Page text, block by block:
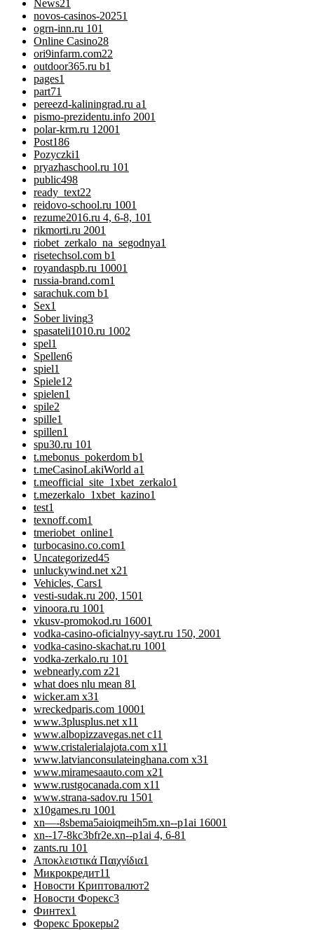
News21
novos-casinos-20251
ogrn-inn.ru 101
Online Casino28
ori9infarm.com22
outdoor365.ru b1
pages1
part71
pereezd-kaliningrad.ru a1
pismo-prezidentu.info 2001
polar-krm.ru 12001
Post186
Pozyczki1
pryazhaschool.ru 101
public498
ready_text22
reidovo-school.ru 1001
rezume2016.ru 4, 6-8, 101
rikmorti.ru 2001
riobet_zerkalo_na_segodnya1
risetechsol.com b1
royandaspb.ru 10001
russia-brand.com1
sarachuk.com b1
Sex1
Sober living3
spasateli1010.ru 1002
spel1
Spellen6
spiel1
Spiele12
spielen1
spile2
spille1
spillen1
spu30.ru 101
t.mebonus_pokerdom b1
t.meCasinoLakiWorld a1
t.meofficial_site_1xbet_zerkalo1
t.mezerkalo_1xbet_kazino1
test1
texnoff.com1
tmeriobet_online1
turbocasino.co.com1
Uncategorized45
unluckywind.net x21
Vehicles, Cars1
vesti-sudak.ru 200, 1501
vinoora.ru 1001
vkusv-promokod.ru 16001
vodka-casino-oficialnyy-sayt.ru 150, 2001
vodka-casino-skachat.ru 1001
vodka-zerkalo.ru 101
webnearly.com z21
what does nlu mean 81
wicker.am x31
wreckedparis.com 10001
www.3plusplus.net x11
www.albopizzavegas.net c11
www.cristalerialajota.com x11
www.latvianconsulateinghana.com x31
www.miramesaauto.com x21
www.rustgocanada.com x11
www.strana-sadov.ru 1501
x10games.ru 1001
xn—-8sbema5aioiqmeih5m.xn--p1ai 16001
xn--17-8kc3bfr2e.xn--p1ai 4, 6-81
zants.ru 101
Αποκλειστικά Παιχνίδια1
Микрокредит11
Новости Криптовалют2
Новости Форекс3
Финтех1
Форекс Брокеры2